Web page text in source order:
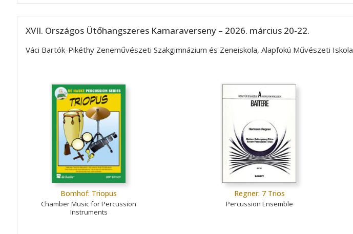
XVII. Országos Ütőhangszeres Kamaraverseny – 2026. március 20-22.
Váci Bartók-Pikéthy Zeneművészeti Szakgimnázium és Zeneiskola, Alapfokú Művészeti Iskola
Bomhof: Triopus
Chamber Music for Percussion
Instruments
Regner: 7 Trios
Percussion Ensemble